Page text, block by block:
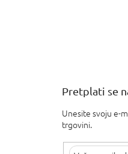
Pretplati se
Unesite svoju e-
trgovini.